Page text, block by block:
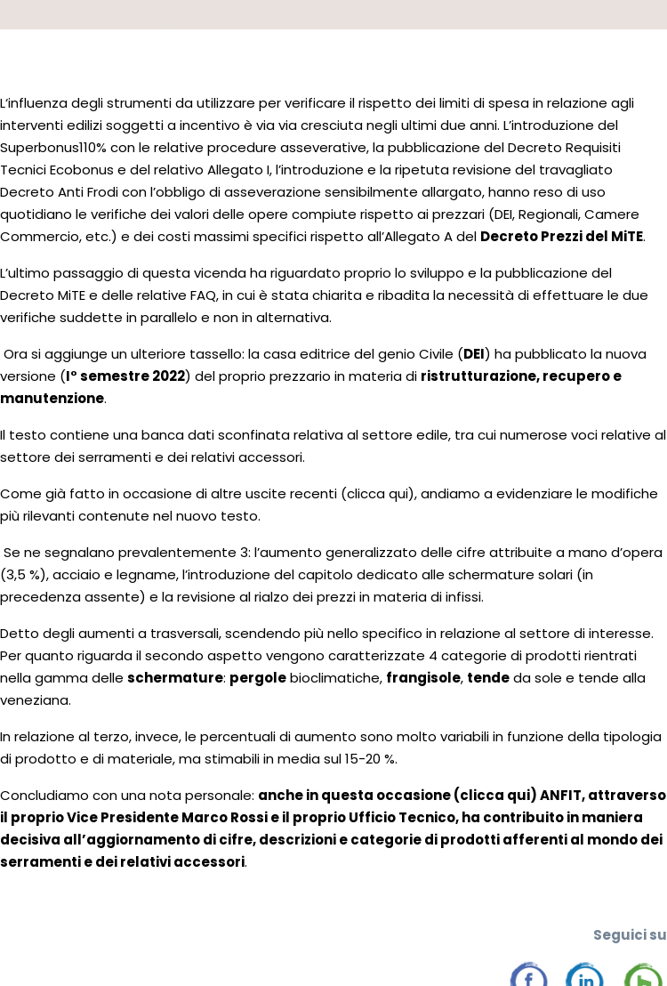
L‘influenza degli strumenti da utilizzare per verificare il rispetto dei limiti di spesa in relazione agli
interventi edilizi soggetti a incentivo è via via cresciuta negli ultimi due anni. L’introduzione del
Superbonus110% con le relative procedure asseverative, la pubblicazione del Decreto Requisiti
Tecnici Ecobonus e del relativo Allegato I, l’introduzione e la ripetuta revisione del travagliato
Decreto Anti Frodi con l’obbligo di asseverazione sensibilmente allargato, hanno reso di uso
quotidiano le verifiche dei valori delle opere compiute rispetto ai prezzari (DEI, Regionali, Camere
Commercio, etc.) e dei costi massimi specifici rispetto all’Allegato A del Decreto Prezzi del MiTE.
L’ultimo passaggio di questa vicenda ha riguardato proprio lo sviluppo e la pubblicazione del
Decreto MiTE e delle relative FAQ, in cui è stata chiarita e ribadita la necessità di effettuare le due
verifiche suddette in parallelo e non in alternativa.
Ora si aggiunge un ulteriore tassello: la casa editrice del genio Civile (DEI) ha pubblicato la nuova
versione (I° semestre 2022) del proprio prezzario in materia di ristrutturazione, recupero e
manutenzione.
Il testo contiene una banca dati sconfinata relativa al settore edile, tra cui numerose voci relative al
settore dei serramenti e dei relativi accessori.
Come già fatto in occasione di altre uscite recenti (clicca qui), andiamo a evidenziare le modifiche
più rilevanti contenute nel nuovo testo.
Se ne segnalano prevalentemente 3: l’aumento generalizzato delle cifre attribuite a mano d’opera
(3,5 %), acciaio e legname, l’introduzione del capitolo dedicato alle schermature solari (in
precedenza assente) e la revisione al rialzo dei prezzi in materia di infissi.
Detto degli aumenti a trasversali, scendendo più nello specifico in relazione al settore di interesse.
Per quanto riguarda il secondo aspetto vengono caratterizzate 4 categorie di prodotti rientrati
nella gamma delle schermature: pergolebioclimatiche, frangisole, tendeda sole e tende alla
veneziana.
In relazione al terzo, invece, le percentuali di aumento sono molto variabili in funzione della tipologia
di prodotto e di materiale, ma stimabili in media sul 15-20 %.
Concludiamo con una nota personale: anche in questa occasione (clicca qui) ANFIT, attraverso
il proprio Vice Presidente Marco Rossi e il proprio Ufficio Tecnico, ha contribuito in maniera
decisiva all’aggiornamento di cifre, descrizioni e categorie di prodotti afferenti al mondo dei
serramenti e dei relativi accessori.
Seguici su